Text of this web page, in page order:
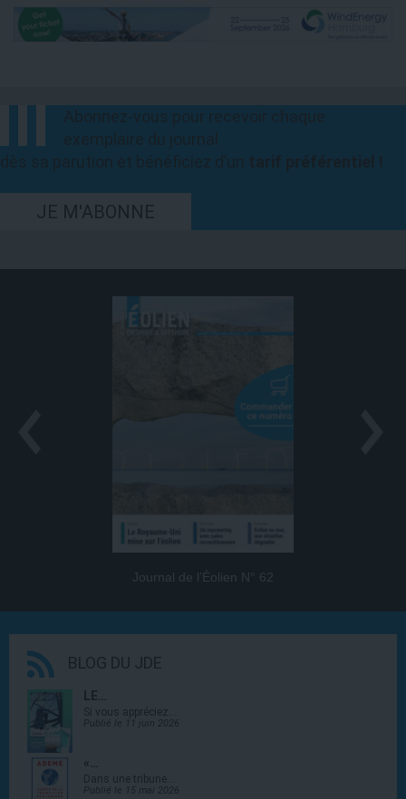
JE M'ABONNE
Journal de l’Éolien N° 62
BLOG DU JDE
LE…
Si vous appréciez…
Publié le 11 juin 2026
«…
Dans une tribune…
Publié le 15 mai 2026